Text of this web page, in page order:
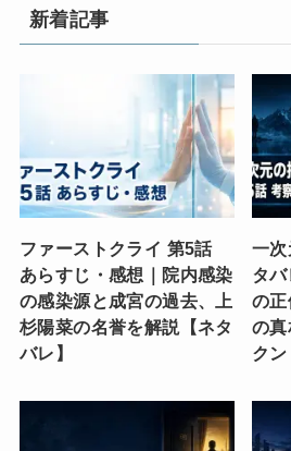
新着記事
ファーストクライ 第5話
あらすじ・感想｜院内感染
の感染源と成宮の過去、上
杉陽菜の名誉を解説【ネタ
バレ】
一
タ
の
の
クン